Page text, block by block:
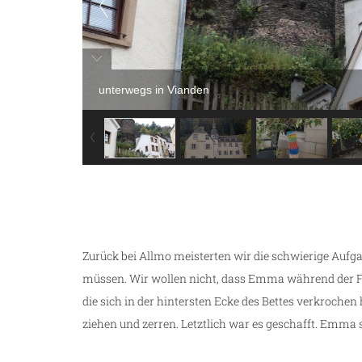
unterwegs in Vianden
Zurück bei Allmo meisterten wir die schwierige
müssen. Wir wollen nicht, dass Emma während
die sich in der hintersten Ecke des Bettes
ziehen und zerren. Letztlich war es geschafft.